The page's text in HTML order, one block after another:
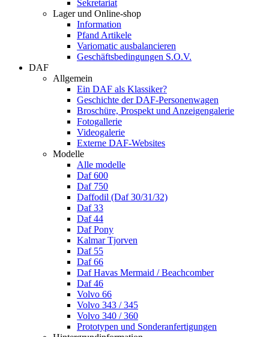
Sekretariat
Lager und Online-shop
Information
Pfand Artikele
Variomatic ausbalancieren
Geschäftsbedingungen S.O.V.
DAF
Allgemein
Ein DAF als Klassiker?
Geschichte der DAF-Personenwagen
Broschüre, Prospekt und Anzeigengalerie
Fotogallerie
Videogalerie
Externe DAF-Websites
Modelle
Alle modelle
Daf 600
Daf 750
Daffodil (Daf 30/31/32)
Daf 33
Daf 44
Daf Pony
Kalmar Tjorven
Daf 55
Daf 66
Daf Havas Mermaid / Beachcomber
Daf 46
Volvo 66
Volvo 343 / 345
Volvo 340 / 360
Prototypen und Sonderanfertigungen